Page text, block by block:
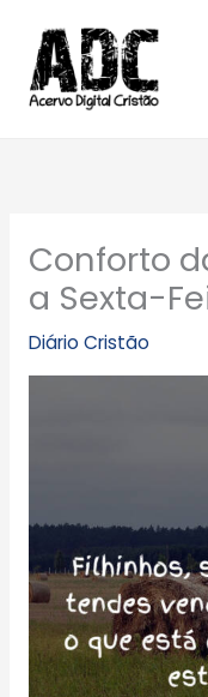
para
conteúdo
Conforto
a Sexta-
Diário Cristão